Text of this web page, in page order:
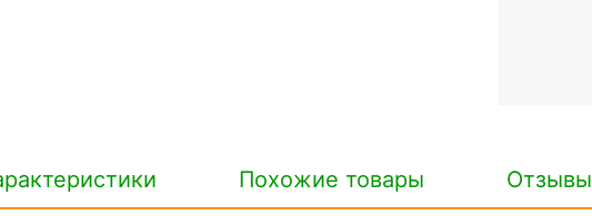
Похожие товары Отзывы